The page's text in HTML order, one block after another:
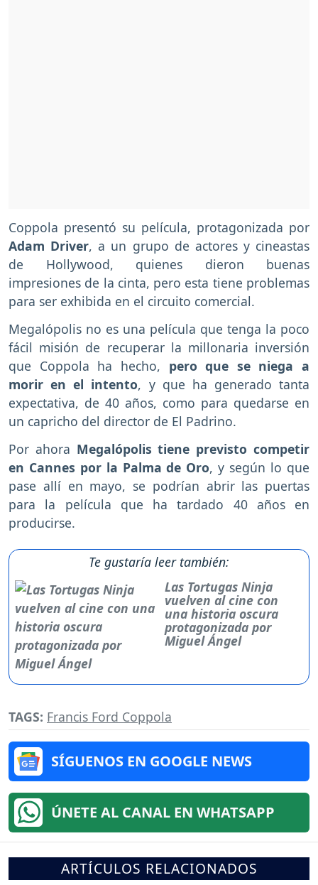
Coppola presentó su película, protagonizada por
Adam Driver, a un grupo de actores y cineastas
de Hollywood, quienes dieron buenas
impresiones de la cinta, pero esta tiene problemas
para ser exhibida en el circuito comercial.
Megalópolis no es una película que tenga la poco
fácil misión de recuperar la millonaria inversión
que Coppola ha hecho, pero que se niega a
morir en el intento, y que ha generado tanta
expectativa, de 40 años, como para quedarse en
un capricho del director de El Padrino.
Por ahora Megalópolis tiene previsto competir
en Cannes por la Palma de Oro, y según lo que
pase allí en mayo, se podrían abrir las puertas
para la película que ha tardado 40 años en
producirse.
Te gustaría leer también:
Las Tortugas Ninja
vuelven al cine con
una historia oscura
protagonizada por
Miguel Ángel
TAGS: Francis Ford Coppola
SÍGUENOS EN GOOGLE NEWS
ÚNETE AL CANAL EN WHATSAPP
ARTÍCULOS RELACIONADOS